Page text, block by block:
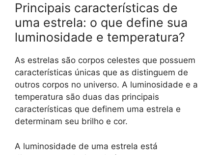
Principais características de
uma estrela: o que define sua
luminosidade e temperatura?
As estrelas são corpos celestes que possuem
características únicas que as distinguem de
outros corpos no universo. A luminosidade e a
temperatura são duas das principais
características que definem uma estrela e
determinam seu brilho e cor.
A luminosidade de uma estrela está